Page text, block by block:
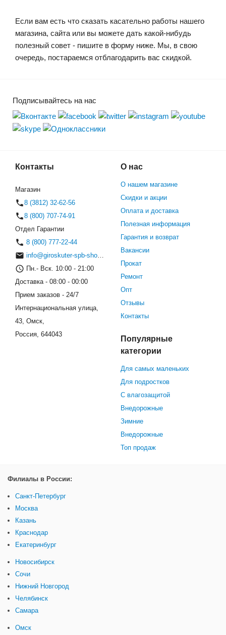
Если вам есть что сказать касательно работы нашего
магазина, сайта или вы можете дать какой-нибудь
полезный совет - пишите в форму ниже. Мы, в свою
очередь, постараемся отблагодарить вас скидкой.
Подписывайтесь на нас
Контакты
Магазин
8 (3812) 32-62-56
8 (800) 707-74-91
Отдел Гарантии
8 (800) 777-22-44
info@giroskuter-spb-shop.ru
Пн.- Вск. 10:00 - 21:00
Доставка - 08:00 - 00:00
Прием заказов - 24/7
Интернациональная улица,
43, Омск,
Россия, 644043
О нас
О нашем магазине
Скидки и акции
Оплата и доставка
Полезная информация
Гарантия и возврат
Вакансии
Прокат
Ремонт
Опт
Отзывы
Контакты
Популярные
категории
Для самых маленьких
Для подростков
С влагозащитой
Внедорожные
Зимние
Внедорожные
Топ продаж
Филиалы в России:
Санкт-Петербург
Москва
Казань
Краснодар
Екатеринбург
Новосибирск
Сочи
Нижний Новгород
Челябинск
Самара
Омск